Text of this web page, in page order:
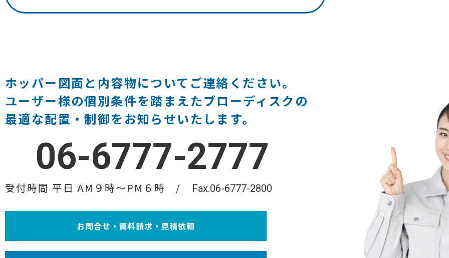
ホッパー図面と内容物についてご連絡ください。
ユーザー様の個別条件を踏まえたブローディスクの
最適な配置・制御をお知らせいたします。
06-6777-2777
受付時間 平日 AM９時〜PM６時 Fax.06-6777-2800
お問合せ・資料請求・見積依頼